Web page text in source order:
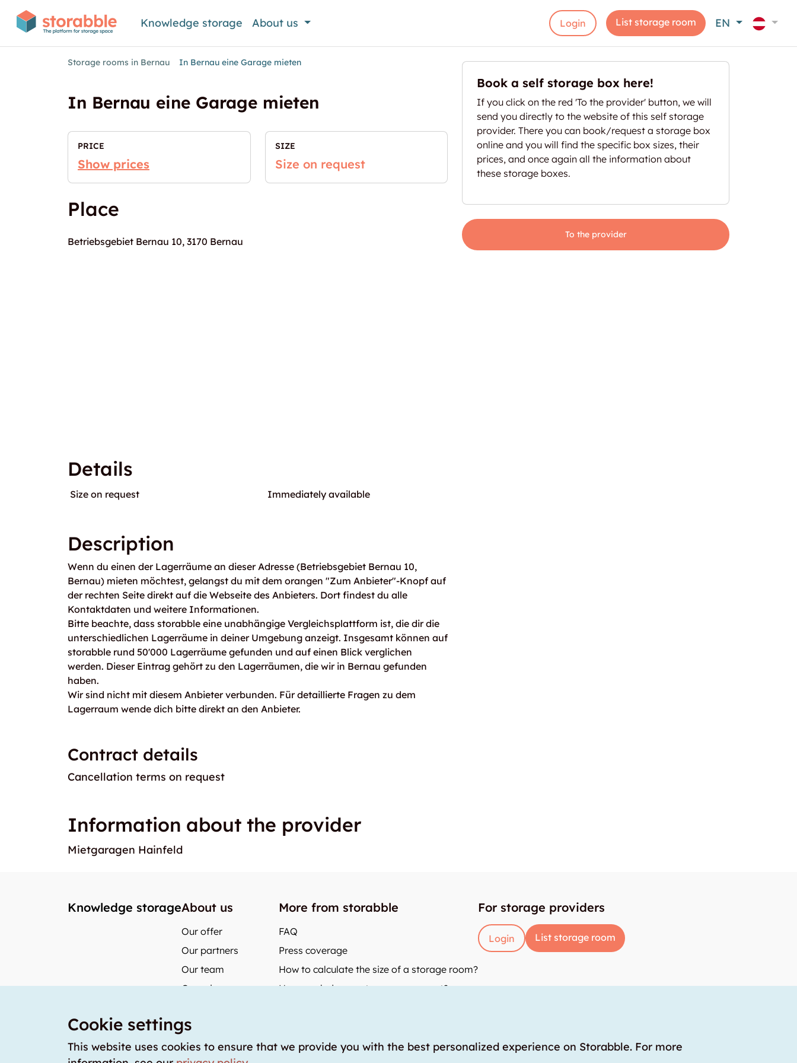
Knowledge storage About us Login List storage room EN
Storage rooms in Bernau In Bernau eine Garage mieten
In Bernau eine Garage mieten
PRICE
Show prices
SIZE
Size on request
Place
Betriebsgebiet Bernau 10, 3170 Bernau
Details
Size on request Immediately available
Description
Wenn du einen der Lagerräume an dieser Adresse (Betriebsgebiet Bernau 10,
Bernau) mieten möchtest, gelangst du mit dem orangen "Zum Anbieter"-Knopf auf
der rechten Seite direkt auf die Webseite des Anbieters. Dort findest du alle
Kontaktdaten und weitere Informationen.
Bitte beachte, dass storabble eine unabhängige Vergleichsplattform ist, die dir die
unterschiedlichen Lagerräume in deiner Umgebung anzeigt. Insgesamt können auf
storabble rund 50'000 Lagerräume gefunden und auf einen Blick verglichen
werden. Dieser Eintrag gehört zu den Lagerräumen, die wir in Bernau gefunden
haben.
Wir sind nicht mit diesem Anbieter verbunden. Für detaillierte Fragen zu dem
Lagerraum wende dich bitte direkt an den Anbieter.
Contract details
Cancellation terms on request
Information about the provider
Mietgaragen Hainfeld
Book a self storage box here!
If you click on the red 'To the provider' button, we will
send you directly to the website of this self storage
provider. There you can book/request a storage box
online and you will find the specific box sizes, their
prices, and once again all the information about
these storage boxes.
To the provider
Knowledge storageAbout us
Our offer
Our partners
Our team
Our prices
storabble Germany
storabble France
More from storabble
FAQ
Press coverage
How to calculate the size of a storage room?
How much does a storage room cost?
For storage providers
Login List storage room
Cookie settings
This website uses cookies to ensure that we provide you with the best personalized experience on Storabble. For more